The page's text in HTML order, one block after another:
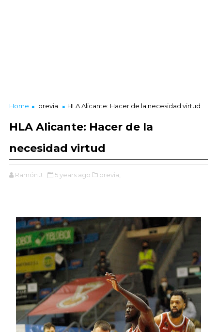
Home previa HLA Alicante: Hacer de la necesidad virtud
HLA Alicante: Hacer de la
necesidad virtud
Ramón J. 5 years ago previa,